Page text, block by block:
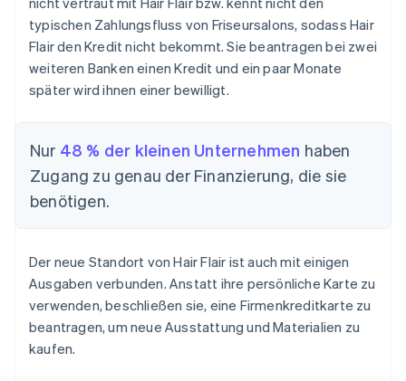
typischen Zahlungsfluss von Friseursalons, sodass Hair
Flair den Kredit nicht bekommt. Sie beantragen bei zwei
weiteren Banken einen Kredit und ein paar Monate
später wird ihnen einer bewilligt.
Nur 48 % der kleinen Unternehmen haben
Zugang zu genau der Finanzierung, die sie
benötigen.
Der neue Standort von Hair Flair ist auch mit einigen
Ausgaben verbunden. Anstatt ihre persönliche Karte zu
verwenden, beschließen sie, eine Firmenkreditkarte zu
beantragen, um neue Ausstattung und Materialien zu
kaufen.